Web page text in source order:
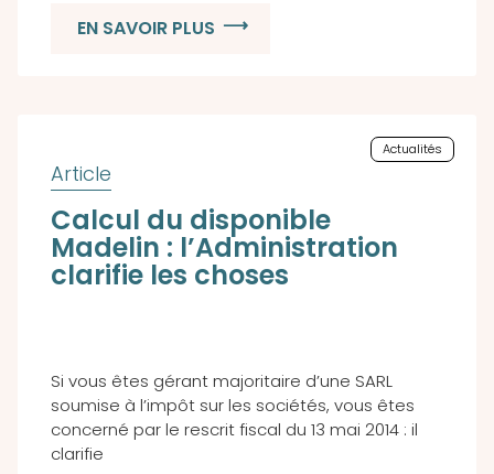
EN SAVOIR PLUS
Actualités
Calcul du disponible
Madelin : l’Administration
clarifie les choses
Si vous êtes gérant majoritaire d’une SARL
soumise à l’impôt sur les sociétés, vous êtes
concerné par le rescrit fiscal du 13 mai 2014 : il
clarifie